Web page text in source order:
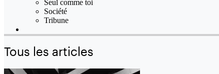
Seul comme toi
Société
Tribune
Tous les articles